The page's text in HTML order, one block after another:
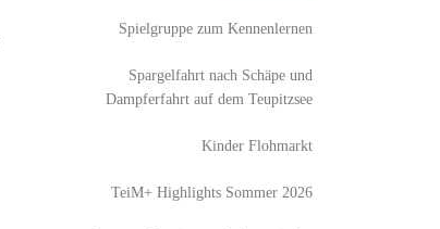
Spielgruppe zum Kennenlernen
Spargelfahrt nach Schäpe und
Dampferfahrt auf dem Teupitzsee
Kinder Flohmarkt
TeiM+ Highlights Sommer 2026